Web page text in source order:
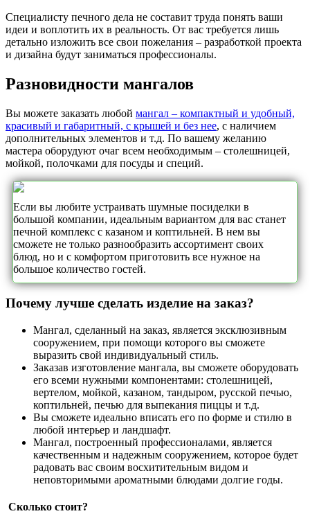
Специалисту печного дела не составит труда понять ваши
идеи и воплотить их в реальность. От вас требуется лишь
детально изложить все свои пожелания – разработкой проекта
и дизайна будут заниматься профессионалы.
Разновидности мангалов
Вы можете заказать любой мангал – компактный и удобный,
красивый и габаритный, с крышей и без нее, с наличием
дополнительных элементов и т.д. По вашему желанию
мастера оборудуют очаг всем необходимым – столешницей,
мойкой, полочками для посуды и специй.
Если вы любите устраивать шумные посиделки в
большой компании, идеальным вариантом для вас станет
печной комплекс с казаном и коптильней. В нем вы
сможете не только разнообразить ассортимент своих
блюд, но и с комфортом приготовить все нужное на
большое количество гостей.
Почему лучше сделать изделие на заказ?
Мангал, сделанный на заказ, является эксклюзивным
сооружением, при помощи которого вы сможете
выразить свой индивидуальный стиль.
Заказав изготовление мангала, вы сможете оборудовать
его всеми нужными компонентами: столешницей,
вертелом, мойкой, казаном, тандыром, русской печью,
коптильней, печью для выпекания пиццы и т.д.
Вы сможете идеально вписать его по форме и стилю в
любой интерьер и ландшафт.
Мангал, построенный профессионалами, является
качественным и надежным сооружением, которое будет
радовать вас своим восхитительным видом и
неповторимыми ароматными блюдами долгие годы.
Сколько стоит?